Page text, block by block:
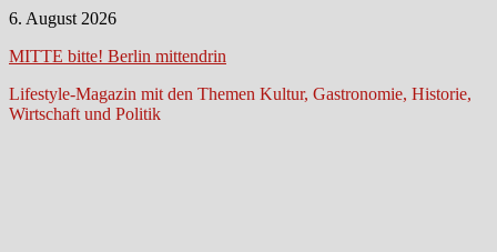
Zum
springen
6. August 2026
MITTE bitte! Berlin mittendrin
Lifestyle-Magazin mit den Themen Kultur, Gastronomie, Historie,
Wirtschaft und Politik